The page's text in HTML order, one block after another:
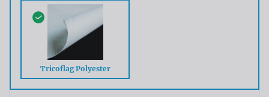
Tricoflag Polyester